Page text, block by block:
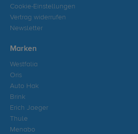
Cookie-Einstellungen
Vertrag widerrufen
Newsletter
Marken
Westfalia
Oris
Auto Hak
Brink
Erich Jaeger
Thule
Menabo